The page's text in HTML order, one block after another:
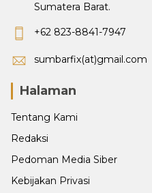
Sumatera Barat.
+62 823-8841-7947
sumbarfix(at)gmail.com
Halaman
Tentang Kami
Redaksi
Pedoman Media Siber
Kebijakan Privasi